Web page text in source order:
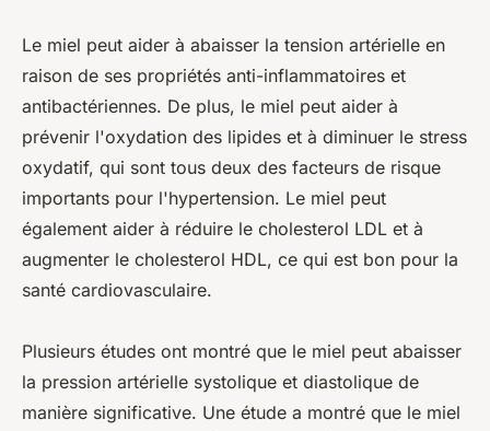
Le miel peut aider à abaisser la tension artérielle en
raison de ses propriétés anti-inflammatoires et
antibactériennes. De plus, le miel peut aider à
prévenir l'oxydation des lipides et à diminuer le stress
oxydatif, qui sont tous deux des facteurs de risque
importants pour l'hypertension. Le miel peut
également aider à réduire le cholesterol LDL et à
augmenter le cholesterol HDL, ce qui est bon pour la
santé cardiovasculaire.
Plusieurs études ont montré que le miel peut abaisser
la pression artérielle systolique et diastolique de
manière significative. Une étude a montré que le miel